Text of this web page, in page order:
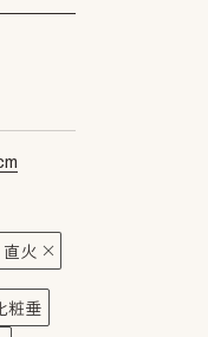
直火
粧垂